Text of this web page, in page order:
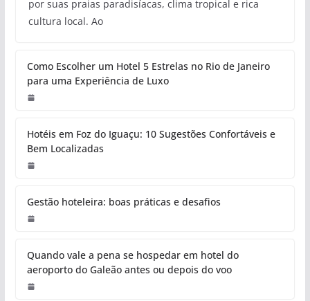
por suas praias paradisíacas, clima tropical e rica
cultura local. Ao
Como Escolher um Hotel 5 Estrelas no Rio de Janeiro
para uma Experiência de Luxo
Hotéis em Foz do Iguaçu: 10 Sugestões Confortáveis e
Bem Localizadas
Gestão hoteleira: boas práticas e desafios
Quando vale a pena se hospedar em hotel do
aeroporto do Galeão antes ou depois do voo